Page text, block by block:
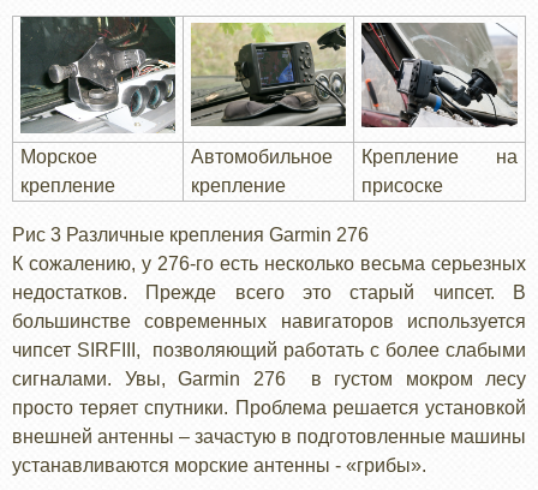
Морское
крепление
Автомобильное
крепление
Крепление на
присоске
Рис 3 Различные крепления Garmin 276
К сожалению, у 276-го есть несколько весьма серьезных
недостатков. Прежде всего это старый чипсет. В
большинстве современных навигаторов используется
чипсет SIRFIII, позволяющий работать с более слабыми
сигналами. Увы, Garmin 276 в густом мокром лесу
просто теряет спутники. Проблема решается установкой
внешней антенны – зачастую в подготовленные машины
устанавливаются морские антенны - «грибы».